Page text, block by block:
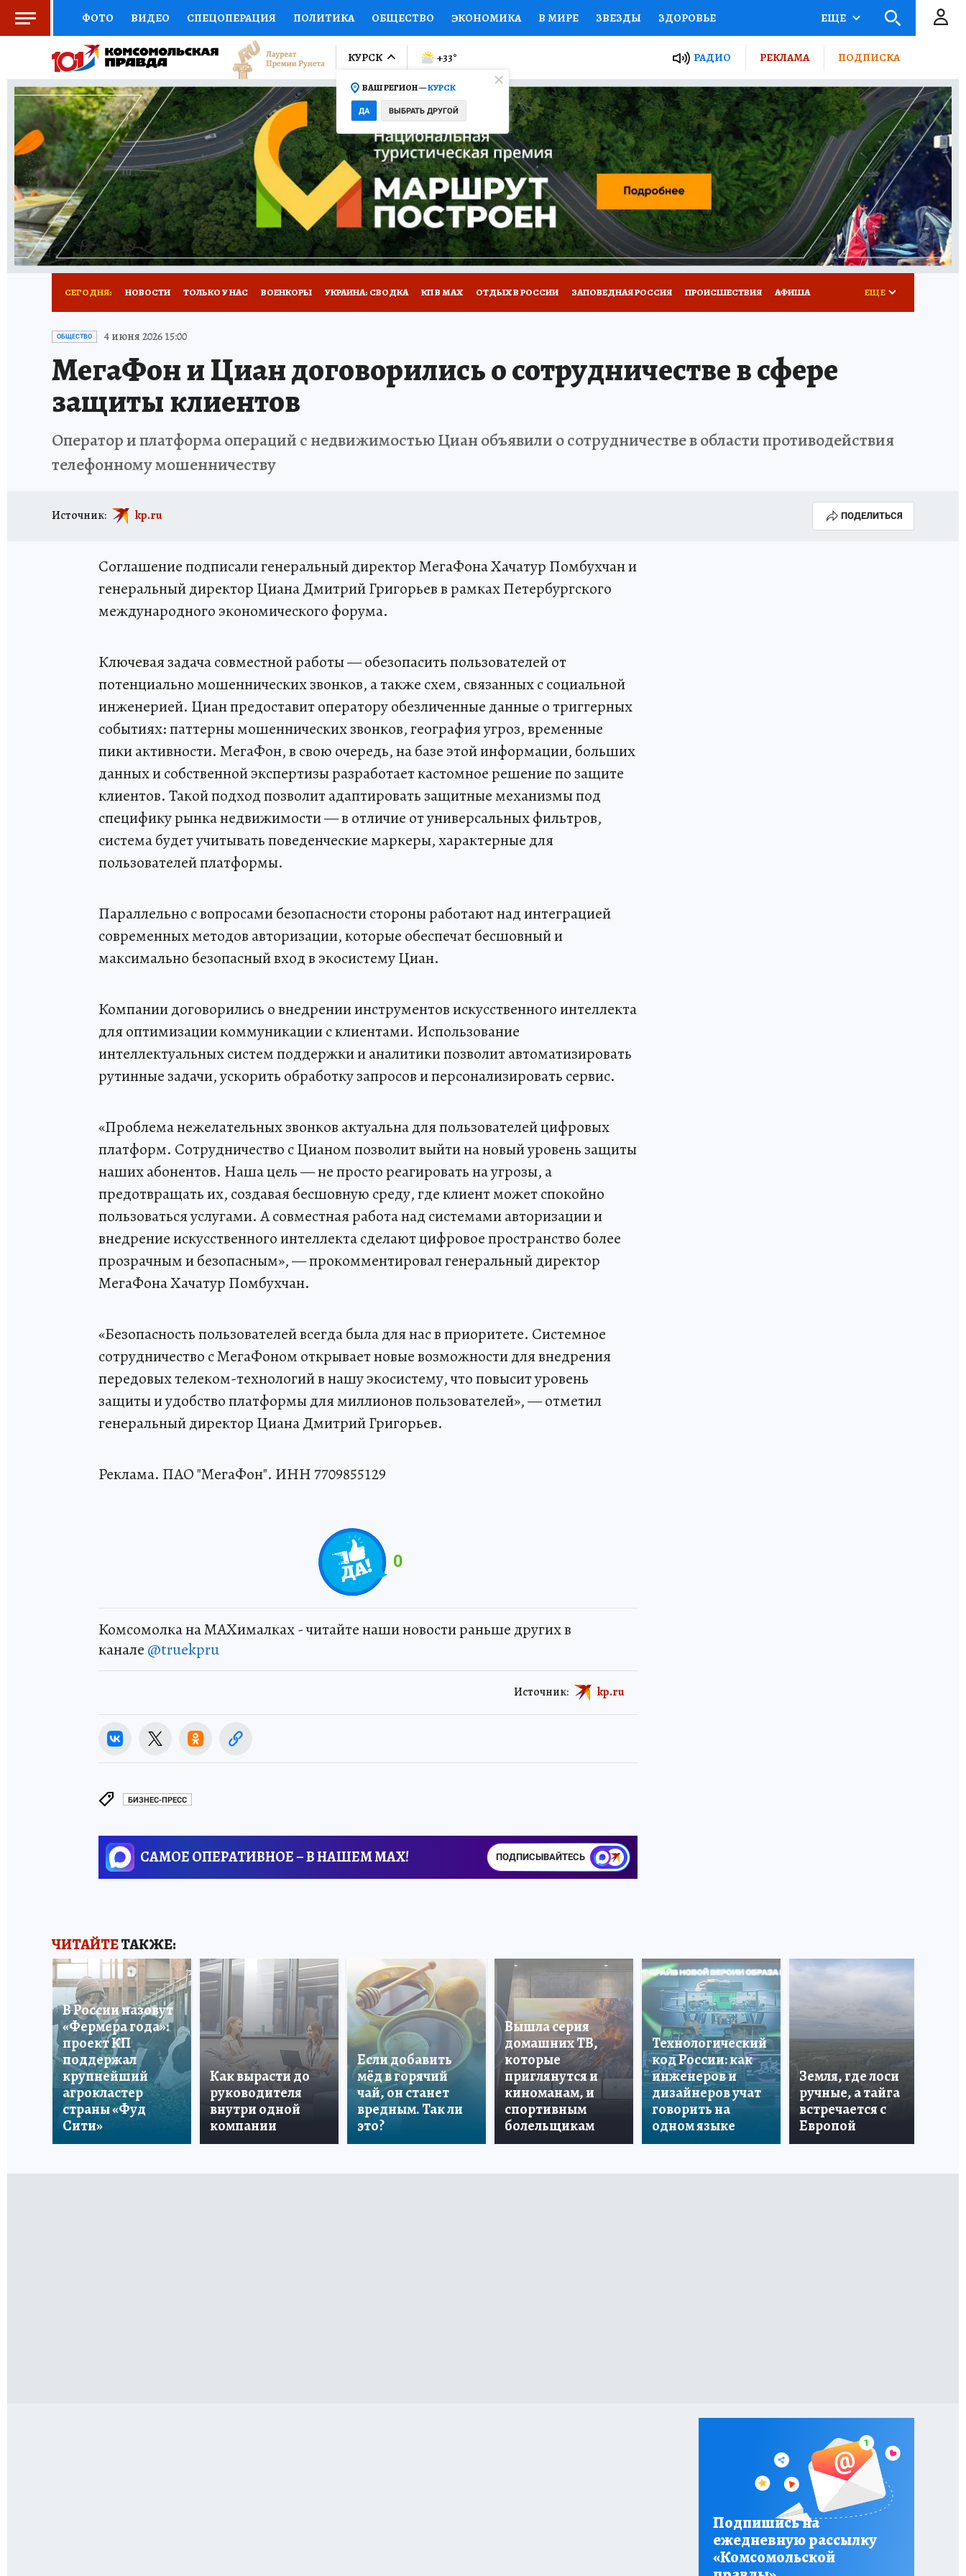
ФОТО ВИДЕО СПЕЦОПЕРАЦИЯ ПОЛИТИКА ОБЩЕСТВО ЭКОНОМИКА В МИРЕ ЗВЕЗДЫ ЗДОРОВЬЕ
СОЦПОДДЕРЖКА НАУКА СПОРТ КОЛУМНИСТЫ ПРОИСШЕСТВИЯ НАЦИОНАЛЬНЫЕ ПРОЕКТЫ РОССИИ
ВЫБОР ЭКСПЕРТОВ ДОКТОР ФИНАНСЫ ОТКРЫВАЕМ МИР Я ЗНАЮ СЕМЬЯ ЖЕНСКИЕ СЕКРЕТЫ ПУТЕВОДИТЕЛЬ
КНИЖНАЯ ПОЛКА ПРОГНОЗЫ НА СПОРТ ПРОМОКОДЫ СЕРИАЛЫ СПЕЦПРОЕКТЫ ДЕФИЦИТ ЖЕЛЕЗА ТУРИЗМ
ПРЕСС-ЦЕНТР НЕДВИЖИМОСТЬ ТЕЛЕВИЗОР КОЛЛЕКЦИИ КОНКУРСЫ РАБОТА У НАС ГИД ПОТРЕБИТЕЛЯ ВСЕ О КП
РАДИО КП РЕКЛАМА ТЕСТЫ НОВОЕ НА САЙТЕ
ЕЩЕ
КУРСК
ВАШ РЕГИОН —КУРСК
ДА ВЫБРАТЬ ДРУГОЙ
+33° РАДИО РЕКЛАМА ПОДПИСКА
СЕГОДНЯ: НОВОСТИ ТОЛЬКО У НАС ВОЕНКОРЫ УКРАИНА: СВОДКА КП В МАХ ОТДЫХ В РОССИИ ЗАПОВЕДНАЯ РОССИЯ ПРОИСШЕСТВИЯ АФИША
ИСПЫТАНО НА СЕБЕ
ЕЩЕ
ОБЩЕСТВО 4 июня 2026 15:00
МегаФон и Циан договорились о сотрудничестве в сфере
защиты клиентов
Оператор и платформа операций с недвижимостью Циан объявили о сотрудничестве в области противодействия
телефонному мошенничеству
Источник: kp.ru ПОДЕЛИТЬСЯ
Соглашение подписали генеральный директор МегаФона Хачатур Помбухчан и
генеральный директор Циана Дмитрий Григорьев в рамках Петербургского
международного экономического форума.
Ключевая задача совместной работы — обезопасить пользователей от
потенциально мошеннических звонков, а также схем, связанных с социальной
инженерией. Циан предоставит оператору обезличенные данные о триггерных
событиях: паттерны мошеннических звонков, география угроз, временные
пики активности. МегаФон, в свою очередь, на базе этой информации, больших
данных и собственной экспертизы разработает кастомное решение по защите
клиентов. Такой подход позволит адаптировать защитные механизмы под
специфику рынка недвижимости — в отличие от универсальных фильтров,
система будет учитывать поведенческие маркеры, характерные для
пользователей платформы.
Параллельно с вопросами безопасности стороны работают над интеграцией
современных методов авторизации, которые обеспечат бесшовный и
максимально безопасный вход в экосистему Циан.
Компании договорились о внедрении инструментов искусственного интеллекта
для оптимизации коммуникации с клиентами. Использование
интеллектуальных систем поддержки и аналитики позволит автоматизировать
рутинные задачи, ускорить обработку запросов и персонализировать сервис.
«Проблема нежелательных звонков актуальна для пользователей цифровых
платформ. Сотрудничество с Цианом позволит выйти на новый уровень защиты
наших абонентов. Наша цель — не просто реагировать на угрозы, а
предотвращать их, создавая бесшовную среду, где клиент может спокойно
пользоваться услугами. А совместная работа над системами авторизации и
внедрение искусственного интеллекта сделают цифровое пространство более
прозрачным и безопасным», — прокомментировал генеральный директор
МегаФона Хачатур Помбухчан.
«Безопасность пользователей всегда была для нас в приоритете. Системное
сотрудничество с МегаФоном открывает новые возможности для внедрения
передовых телеком-технологий в нашу экосистему, что повысит уровень
защиты и удобство платформы для миллионов пользователей», — отметил
генеральный директор Циана Дмитрий Григорьев.
Реклама. ПАО "МегаФон". ИНН 7709855129
0
Комсомолка на MAXималках - читайте наши новости раньше других в
канале @truekpru
Источник: kp.ru
БИЗНЕС-ПРЕСС
САМОЕ ОПЕРАТИВНОЕ – В НАШЕМ MAX! ПОДПИСЫВАЙТЕСЬ
ЧИТАЙТЕТАКЖЕ:
В России назовут
«Фермера года»:
проект КП
поддержал
крупнейший
агрокластер
страны «Фуд
Сити»
Как вырасти до
руководителя
внутри одной
компании
Если добавить
мёд в горячий
чай, он станет
вредным. Так ли
это?
Вышла серия
домашних ТВ,
которые
приглянутся и
киноманам, и
спортивным
болельщикам
Технологический
код России: как
инженеров и
дизайнеров учат
говорить на
одном языке
Земля, где лоси
ручные, а тайга
встречается с
Европой
Подпишись на
ежедневную рассылку
«Комсомольской